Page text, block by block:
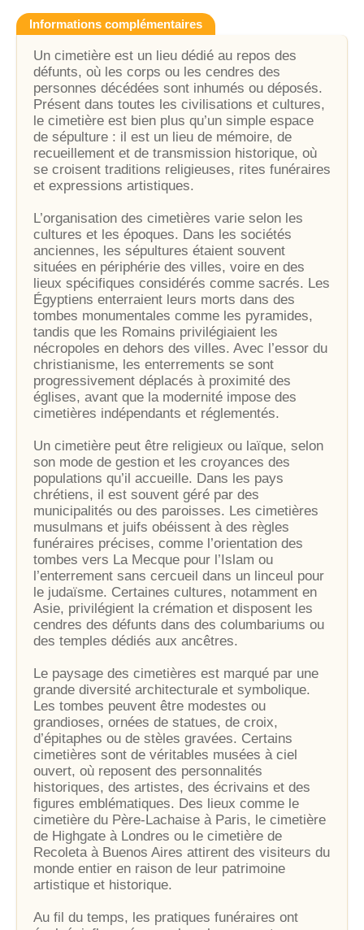
Informations complémentaires
Un cimetière est un lieu dédié au repos des
défunts, où les corps ou les cendres des
personnes décédées sont inhumés ou déposés.
Présent dans toutes les civilisations et cultures,
le cimetière est bien plus qu’un simple espace
de sépulture : il est un lieu de mémoire, de
recueillement et de transmission historique, où
se croisent traditions religieuses, rites funéraires
et expressions artistiques.
L’organisation des cimetières varie selon les
cultures et les époques. Dans les sociétés
anciennes, les sépultures étaient souvent
situées en périphérie des villes, voire en des
lieux spécifiques considérés comme sacrés. Les
Égyptiens enterraient leurs morts dans des
tombes monumentales comme les pyramides,
tandis que les Romains privilégiaient les
nécropoles en dehors des villes. Avec l’essor du
christianisme, les enterrements se sont
progressivement déplacés à proximité des
églises, avant que la modernité impose des
cimetières indépendants et réglementés.
Un cimetière peut être religieux ou laïque, selon
son mode de gestion et les croyances des
populations qu’il accueille. Dans les pays
chrétiens, il est souvent géré par des
municipalités ou des paroisses. Les cimetières
musulmans et juifs obéissent à des règles
funéraires précises, comme l’orientation des
tombes vers La Mecque pour l’Islam ou
l’enterrement sans cercueil dans un linceul pour
le judaïsme. Certaines cultures, notamment en
Asie, privilégient la crémation et disposent les
cendres des défunts dans des columbariums ou
des temples dédiés aux ancêtres.
Le paysage des cimetières est marqué par une
grande diversité architecturale et symbolique.
Les tombes peuvent être modestes ou
grandioses, ornées de statues, de croix,
d’épitaphes ou de stèles gravées. Certains
cimetières sont de véritables musées à ciel
ouvert, où reposent des personnalités
historiques, des artistes, des écrivains et des
figures emblématiques. Des lieux comme le
cimetière du Père-Lachaise à Paris, le cimetière
de Highgate à Londres ou le cimetière de
Recoleta à Buenos Aires attirent des visiteurs du
monde entier en raison de leur patrimoine
artistique et historique.
Au fil du temps, les pratiques funéraires ont